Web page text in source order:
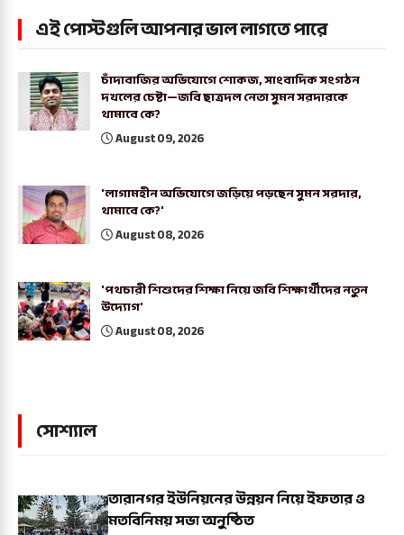
এই পোস্টগুলি আপনার ভাল লাগতে পারে
চাঁদাবাজির অভিযোগে শোকজ, সাংবাদিক সংগঠন
দখলের চেষ্টা—জবি ছাত্রদল নেতা সুমন সরদারকে
থামাবে কে?
August 09, 2026
'লাগামহীন অভিযোগে জড়িয়ে পড়ছেন সুমন সরদার,
থামাবে কে?'
August 08, 2026
'পথচারী শিশুদের শিক্ষা নিয়ে জবি শিক্ষার্থীদের নতুন
উদ্যোগ'
August 08, 2026
সোশ্যাল
তারানগর ইউনিয়নের উন্নয়ন নিয়ে ইফতার ও
মতবিনিময় সভা অনুষ্ঠিত